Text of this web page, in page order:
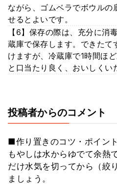
ながら、ゴムベラでボウルの
せるとよいです。
【6】保存の際は、充分に消
蔵庫で保存します。できたて
けますが、冷蔵庫で1時間ほ
と口当たり良く、おいしくい
投稿者からのコメント
■作り置きのコツ・ポイント
もやしは水からゆでて余熱
だけ水気を切ってから（絞
ましょう。